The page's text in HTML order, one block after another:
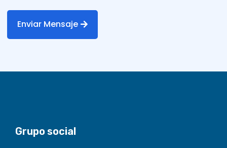
Enviar Mensaje
Grupo social